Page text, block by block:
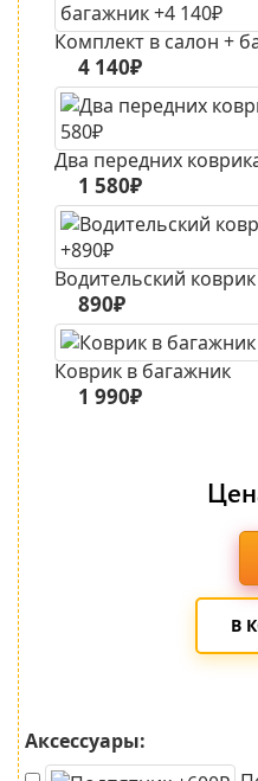
Комплект в салон +
4 140₽
Два передних
1 580₽
Водительский коврик
890₽
Коврик в багажник
1 990₽
В
Аксессуары: